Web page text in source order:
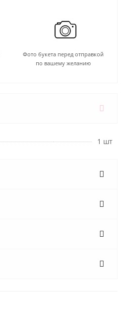
Фото букета перед отправкой
по вашему желанию
1 шт